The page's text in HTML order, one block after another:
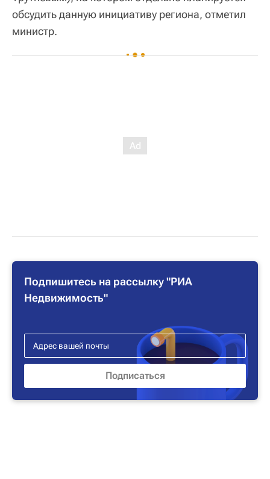
обсудить данную инициативу региона, отметил
министр.
Подпишитесь на рассылку "РИА
Недвижимость"